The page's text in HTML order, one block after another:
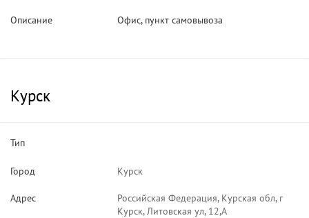
Описание Офис, пункт самовывоза
Курск
Тип
Город Курск
Адрес
Российская Федерация, Курская обл, г
Курск, Литовская ул, 12,А